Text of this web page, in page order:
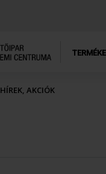
HÍREK, AKCIÓK